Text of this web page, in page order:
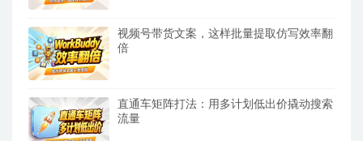
视频号带货文案，这样批量提取仿写效率翻
倍
直通车矩阵打法：用多计划低出价撬动搜索
流量